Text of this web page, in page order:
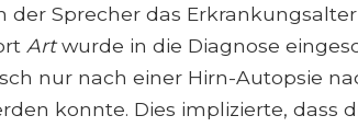
der Sprecher das
Artwurde in die Diagnose
nur nach einer Hirn-Autopsie
konnte. Dies implizierte, dass